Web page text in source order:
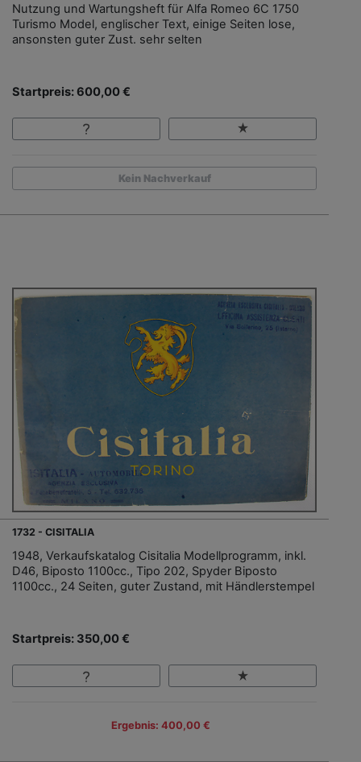
Nutzung und Wartungsheft für Alfa Romeo 6C 1750
Turismo Model, englischer Text, einige Seiten lose,
ansonsten guter Zust. sehr selten
Startpreis: 600,00 €
Kein Nachverkauf
1732 - CISITALIA
1948, Verkaufskatalog Cisitalia Modellprogramm, inkl.
D46, Biposto 1100cc., Tipo 202, Spyder Biposto
1100cc., 24 Seiten, guter Zustand, mit Händlerstempel
Startpreis: 350,00 €
Ergebnis: 400,00 €